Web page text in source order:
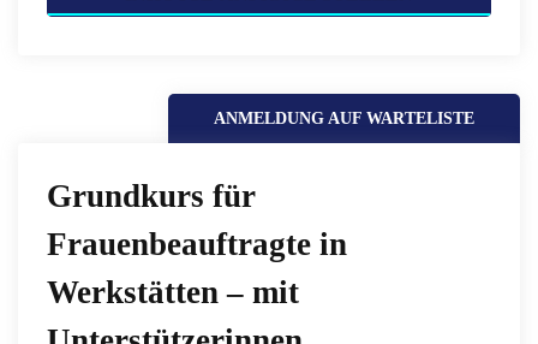
ANMELDUNG AUF WARTELISTE
Grundkurs für
Frauenbeauftragte in
Werkstätten – mit